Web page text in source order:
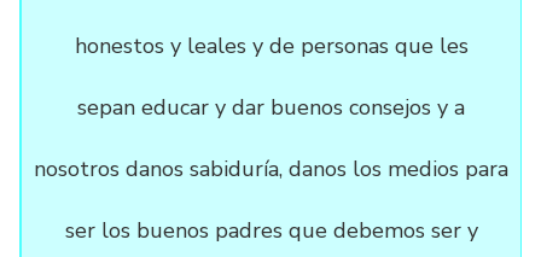
honestos y leales y de personas que les
sepan educar y dar buenos consejos y a
nosotros danos sabiduría, danos los medios para
ser los buenos padres que debemos ser y